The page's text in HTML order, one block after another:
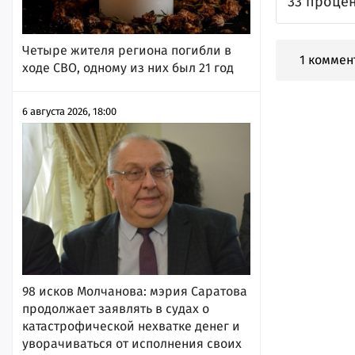
Четыре жителя региона погибли в
ходе СВО, одному из них был 21 год
6 августа 2026, 18:00
98 исков Молчанова: мэрия Саратова
продолжает заявлять в судах о
катастрофической нехватке денег и
уворачиваться от исполнения своих
1